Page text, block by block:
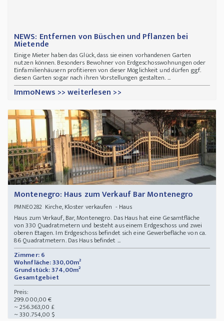
NEWS: Entfernen von Büschen und Pflanzen bei
Mietende
Einige Mieter haben das Glück, dass sie einen vorhandenen Garten
nutzen können. Besonders Bewohner von Erdgeschosswohnungen oder
Einfamilienhäusern profitieren von dieser Möglichkeit und dürfen ggf.
diesen Garten sogar nach ihren Vorstellungen gestalten. ...
ImmoNews >> weiterlesen >>
Montenegro: Haus zum Verkauf Bar Montenegro
PMNE0282Kirche, Kloster verkaufen - Haus
Haus zum Verkauf, Bar, Montenegro. Das Haus hat eine Gesamtfläche
von 330 Quadratmetern und besteht aus einem Erdgeschoss und zwei
oberen Etagen. Im Erdgeschoss befindet sich eine Gewerbefläche von ca.
86 Quadratmetern. Das Haus befindet ...
Zimmer: 6
Wohnfläche: 330,00m²
Grundstück: 374,00m²
Gesamtgebiet
Preis:
299.000,00 €
~ 256.363,00 £
~ 330.754,00 $